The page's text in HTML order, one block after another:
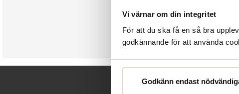
Vi värnar om din integritet
För att du ska få en så bra
godkännande för att använda
Godkänn endast